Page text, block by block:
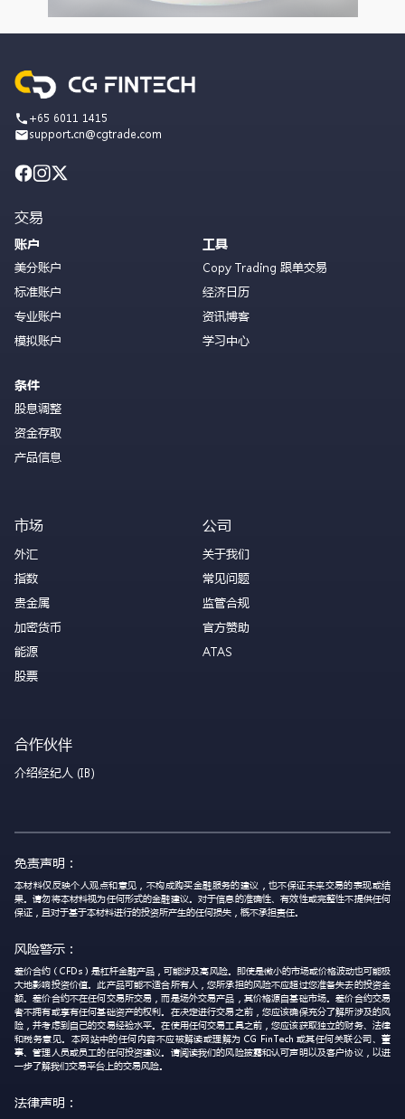
+65 6011 1415
support.cn@cgtrade.com
交易
账户
美分账户
标准账户
专业账户
模拟账户
条件
股息调整
资金存取
产品信息
工具
Copy Trading 跟单交易
经济日历
资讯博客
学习中心
市场
外汇
指数
贵金属
加密货币
能源
股票
公司
关于我们
常见问题
监管合规
官方赞助
ATAS
合作伙伴
介绍经纪人 (IB)
免责声明：
本材料仅反映个人观点和意见，不构成购买金融服务的建议，也不保证未来交易的表现或结
果。请勿将本材料视为任何形式的金融建议。对于信息的准确性、有效性或完整性不提供任何
保证，且对于基于本材料进行的投资所产生的任何损失，概不承担责任。
风险警示：
差价合约（CFDs）是杠杆金融产品，可能涉及高风险。即使是微小的市场或价格波动也可能极
大地影响投资价值。此产品可能不适合所有人，您所承担的风险不应超过您准备失去的投资金
额。差价合约不在任何交易所交易，而是场外交易产品，其价格源自基础市场。差价合约交易
者不拥有或享有任何基础资产的权利。在决定进行交易之前，您应该确保充分了解所涉及的风
险，并考虑到自己的交易经验水平。在使用任何交易工具之前，您应该获取独立的财务、法律
和税务意见。本网站中的任何内容不应被解读或理解为 CG FinTech 或其任何关联公司、董
事、管理人员或员工的任何投资建议。请阅读我们的风险披露和认可声明以及客户协议，以进
一步了解我们交易平台上的交易风险。
法律声明：